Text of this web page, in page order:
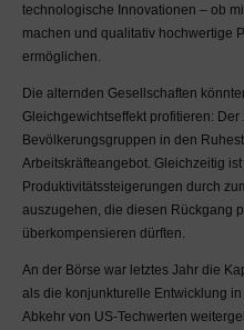
technologische Innovationen – ob
machen und qualitativ hochwertige
ermöglichen.
Die alternden Gesellschaften
Gleichgewichtseffekt profitieren:
Bevölkerungsgruppen in den
Arbeitskräfteangebot. Gleichzeitig
Produktivitätssteigerungen durch
auszugehen, die diesen Rückgang
überkompensieren dürften.
An der Börse war letztes Jahr die
als die konjunkturelle Entwicklung
Abkehr von US-Techwerten